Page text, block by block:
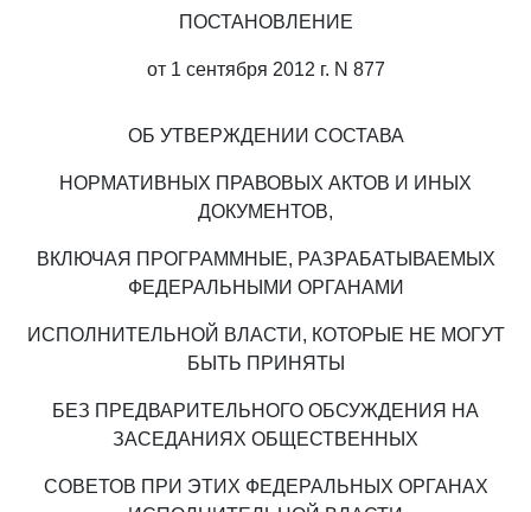
ПОСТАНОВЛЕНИЕ
от 1 сентября 2012 г. N 877
ОБ УТВЕРЖДЕНИИ СОСТАВА
НОРМАТИВНЫХ ПРАВОВЫХ АКТОВ И ИНЫХ
ДОКУМЕНТОВ,
ВКЛЮЧАЯ ПРОГРАММНЫЕ, РАЗРАБАТЫВАЕМЫХ
ФЕДЕРАЛЬНЫМИ ОРГАНАМИ
ИСПОЛНИТЕЛЬНОЙ ВЛАСТИ, КОТОРЫЕ НЕ МОГУТ
БЫТЬ ПРИНЯТЫ
БЕЗ ПРЕДВАРИТЕЛЬНОГО ОБСУЖДЕНИЯ НА
ЗАСЕДАНИЯХ ОБЩЕСТВЕННЫХ
СОВЕТОВ ПРИ ЭТИХ ФЕДЕРАЛЬНЫХ ОРГАНАХ